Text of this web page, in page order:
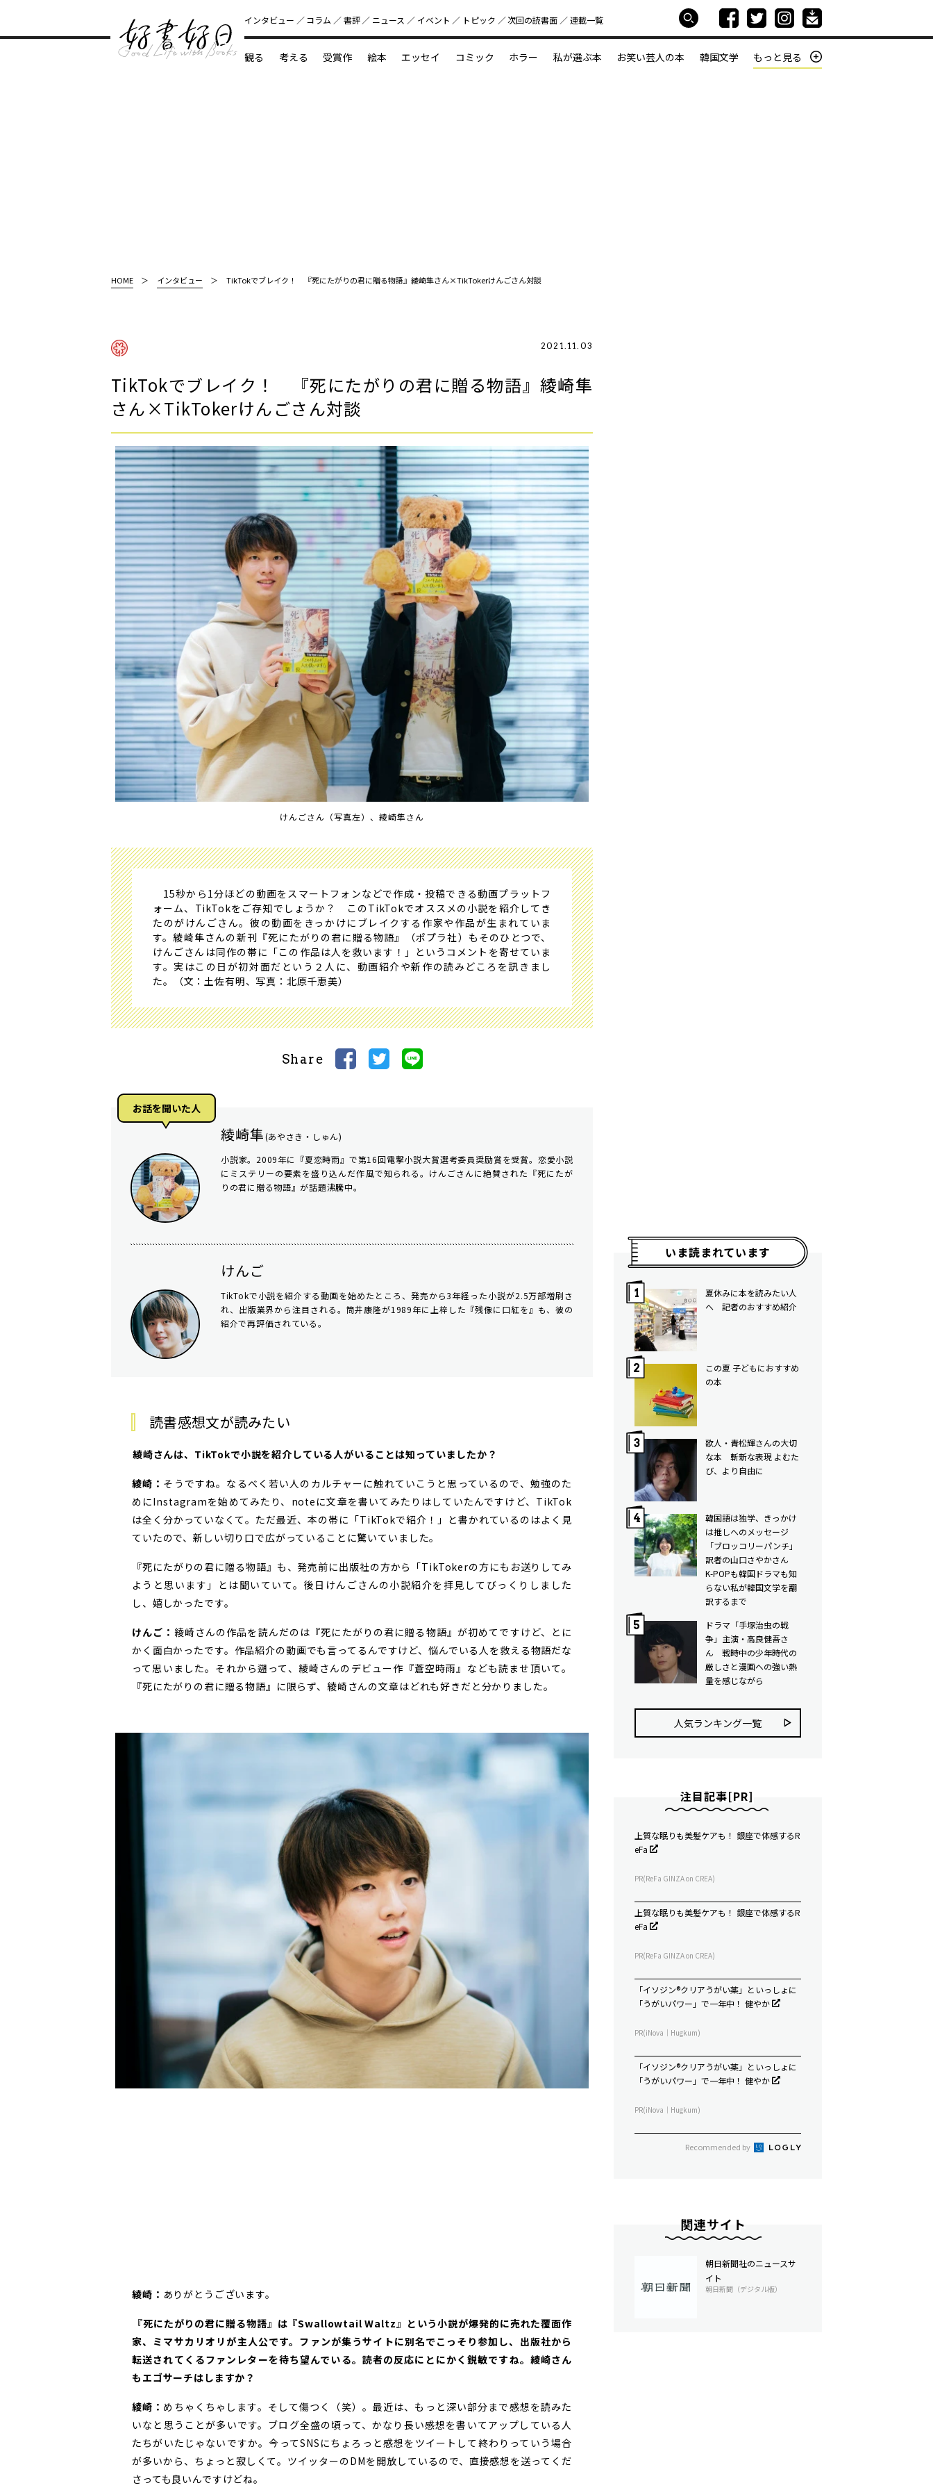
好書好日
インタビュー コラム 書評 ニュース イベント トピック 次回の読書⾯ 連載一覧
観る 考える 受賞作 絵本 エッセイ コミック ホラー 私が選ぶ本 お笑い芸人の本 韓国文学 もっと見る
HOME インタビュー TikTokでブレイク！ 『死にたがりの君に贈る物語』綾崎隼さん×TikTokerけんごさん対談
2021.11.03
TikTokでブレイク！ 『死にたがりの君に贈る物語』綾崎隼
さん×TikTokerけんごさん対談
けんごさん（写真左）、綾崎隼さん
15秒から1分ほどの動画をスマートフォンなどで作成・投稿できる動画プラットフ
ォーム、TikTokをご存知でしょうか？ このTikTokでオススメの小説を紹介してき
たのがけんごさん。彼の動画をきっかけにブレイクする作家や作品が生まれていま
す。綾崎隼さんの新刊『死にたがりの君に贈る物語』（ポプラ社）もそのひとつで、
けんごさんは同作の帯に「この作品は人を救います！」というコメントを寄せていま
す。実はこの日が初対面だという２人に、動画紹介や新作の読みどころを訊きまし
た。（文：土佐有明、写真：北原千恵美）
Share
お話を聞いた⼈
綾崎隼(あやさき・しゅん)
小説家。2009年に『夏恋時雨』で第16回電撃小説大賞選考委員奨励賞を受賞。恋愛小説
にミステリーの要素を盛り込んだ作風で知られる。けんごさんに絶賛された『死にたが
りの君に贈る物語』が話題沸騰中。
けんご
TikTokで小説を紹介する動画を始めたところ、発売から3年経った小説が2.5万部増刷さ
れ、出版業界から注目される。筒井康隆が1989年に上梓した『残像に口紅を』も、彼の
紹介で再評価されている。
読書感想文が読みたい
――綾崎さんは、TikTokで小説を紹介している人がいることは知っていましたか？
綾崎： そうですね。なるべく若い人のカルチャーに触れていこうと思っているので、勉強のた
めにInstagramを始めてみたり、noteに文章を書いてみたりはしていたんですけど、TikTok
は全く分かっていなくて。ただ最近、本の帯に「TikTokで紹介！」と書かれているのはよく見
ていたので、新しい切り口で広がっていることに驚いていました。
『死にたがりの君に贈る物語』も、発売前に出版社の方から「TikTokerの方にもお送りしてみ
ようと思います」とは聞いていて。後日けんごさんの小説紹介を拝見してびっくりしました
し、嬉しかったです。
けんご： 綾崎さんの作品を読んだのは『死にたがりの君に贈る物語』が初めてですけど、とに
かく面白かったです。作品紹介の動画でも言ってるんですけど、悩んでいる人を救える物語だな
って思いました。それから遡って、綾崎さんのデビュー作『蒼空時雨』なども読ませ頂いて。
『死にたがりの君に贈る物語』に限らず、綾崎さんの文章はどれも好きだと分かりました。
綾崎： ありがとうございます。
――『死にたがりの君に贈る物語』は『Swallowtail Waltz』という小説が爆発的に売れた覆面作
家、ミマサカリオリが主人公です。ファンが集うサイトに別名でこっそり参加し、出版社から
転送されてくるファンレターを待ち望んでいる。読者の反応にとにかく鋭敏ですね。綾崎さん
もエゴサーチはしますか？
綾崎： めちゃくちゃします。そして傷つく（笑）。最近は、もっと深い部分まで感想を読みた
いなと思うことが多いです。ブログ全盛の頃って、かなり長い感想を書いてアップしている人
たちがいたじゃないですか。今ってSNSにちょろっと感想をツイートして終わりっていう場合
が多いから、ちょっと寂しくて。ツイッターのDMを開放しているので、直接感想を送ってくだ
さっても良いんですけどね。
いま読まれています
夏休みに本を読みたい人
へ 記者のおすすめ紹介
この夏 子どもにおすすめ
の本
歌人・青松輝さんの大切
な本 斬新な表現 よむた
び、より自由に
韓国語は独学、きっかけ
は推しへのメッセージ
「ブロッコリーパンチ」
訳者の山口さやかさん
K-POPも韓国ドラマも知
らない私が韓国文学を翻
訳するまで
ドラマ「手塚治虫の戦
争」主演・高良健吾さ
ん 戦時中の少年時代の
厳しさと漫画への強い熱
量を感じながら
人気ランキング⼀覧
注目記事[PR]
上質な眠りも美髪ケアも！ 銀座で体感するR
eFa
PR(ReFa GINZA on CREA)
上質な眠りも美髪ケアも！ 銀座で体感するR
eFa
PR(ReFa GINZA on CREA)
「イソジン®クリアうがい薬」といっしょに
「うがいパワー」で一年中！ 健やか
PR(iNova｜Hugkum)
「イソジン®クリアうがい薬」といっしょに
「うがいパワー」で一年中！ 健やか
PR(iNova｜Hugkum)
Recommended by
関連サイト
朝日新聞社のニュースサ
イト
朝日新聞（デジタル版）